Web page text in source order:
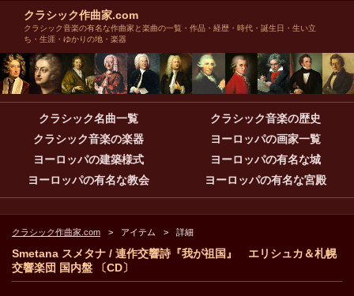
クラシック作曲家.com
クラシック音楽の有名な作曲家と楽曲の一覧・作品・経歴・時代・誕生日・生い立
ち・生涯・ゆかりの地・楽器
クラシック名曲一覧
クラシック音楽の歴史
クラシック音楽の楽器
ヨーロッパの画家一覧
ヨーロッパの建築様式
ヨーロッパの有名な城
ヨーロッパの有名な教会
ヨーロッパの有名な宮殿
クラシック作曲家.com アイテム 詳細
Smetana スメタナ / 連作交響詩『我が祖国』 エリシュカ＆札幌
交響楽団 国内盤 〔CD〕